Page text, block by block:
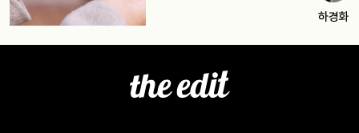
하경화